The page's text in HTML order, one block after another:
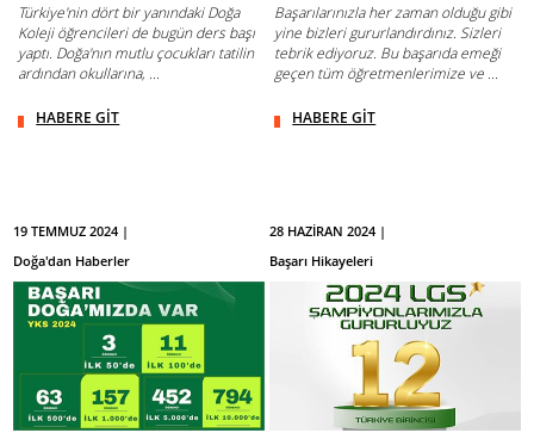
Türkiye'nin dört bir yanındaki Doğa
Koleji öğrencileri de bugün ders başı
yaptı. Doğa'nın mutlu çocukları tatilin
ardından okullarına, ...
HABERE GİT
Başarılarınızla her zaman olduğu gibi
yine bizleri gururlandırdınız. Sizleri
tebrik ediyoruz. Bu başarıda emeği
geçen tüm öğretmenlerimize ve ...
HABERE GİT
19 TEMMUZ 2024 |
Doğa'dan Haberler
28 HAZİRAN 2024 |
Başarı Hikayeleri